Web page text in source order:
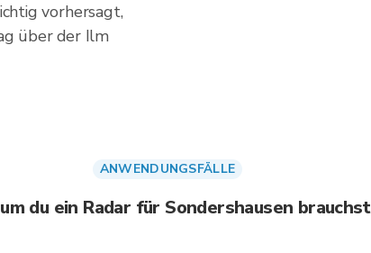
vorhersagt,
über der Ilm
ANWENDUNGSFÄLLE
du ein Radar für Sondershausen brauchst